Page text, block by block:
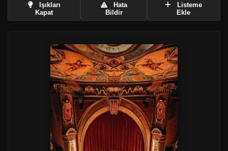
Işıkları
Kapat
Hata
Bildir
Listeme
Ekle